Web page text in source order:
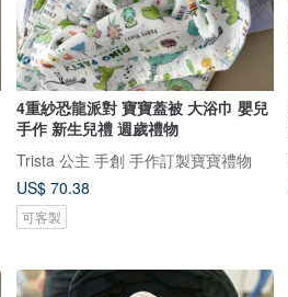
4重紗恐龍派對 寶寶蓋被 大浴巾 嬰兒
手作 新生兒禮 週歲禮物
Trista 公主 手創 手作訂製寶寶禮物
US$ 70.38
可客製